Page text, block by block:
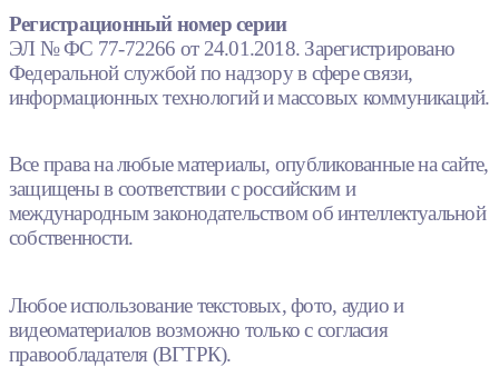
Регистрационный номер серии
ЭЛ № ФС 77-72266 от 24.01.2018. Зарегистрировано
Федеральной службой по надзору в сфере связи,
информационных технологий и массовых коммуникаций.
Все права на любые материалы, опубликованные на сайте,
защищены в соответствии с российским и
международным законодательством об интеллектуальной
собственности.
Любое использование текстовых, фото, аудио и
видеоматериалов возможно только с согласия
правообладателя (ВГТРК).